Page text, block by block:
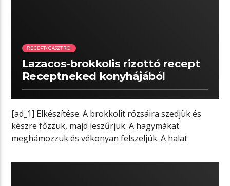
RECEPT/GASZTRO
Lazacos-brokkolis rizottó recept
Receptneked konyhájából
[ad_1] Elkészítése: A brokkolit rózsáira szedjük és
készre főzzük, majd leszűrjük. A hagymákat
meghámozzuk és vékonyan felszeljük. A halat